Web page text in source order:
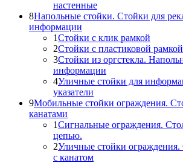
настенные
8Напольные стойки. Стойки для
информации
1Стойки с клик рамкой
2Стойки с пластиковой рамкой
3Стойки из оргстекла.
информации
4Уличные стойки для
указатели
9Мобильные стойки ограждения.
канатами
1Сигнальные ограждения.
цепью.
2Уличные стойки
с канатом